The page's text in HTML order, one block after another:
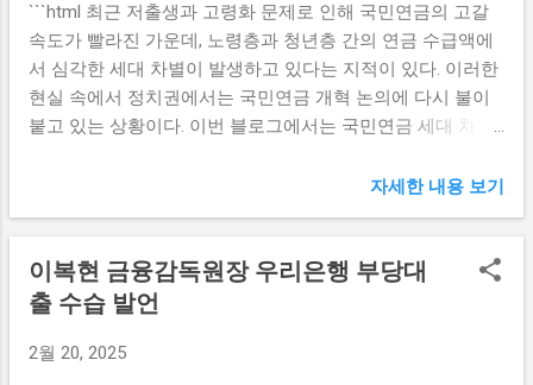
하는 데 중점을 두고 있다. 전통주와 K푸드의 시너지 효과는
그 이상을 넘어서, 한국 문화에 대한 관심을 증대시키는 방법
으로 작용할 것이다. 따라서 정부는 K푸드 수출의 일환으로
전통...
인은 고객들이 다양하게 활용할 수 있는 또띠아를 중심으로
구성될 예정입니다. 이러한 제품들은 채식 및 저칼로리 식단
을 선호하는 소비자들에게 더욱 매력적으로 다가갈 것이며,
건강과 맛 전반을 아우르는 포트폴리오를 구축할 수 있게 될
것입니다. 이와 더불어, SPC삼립은 온라인과 오프라인을 아
획입니다. 결과적으로 SPC삼립의 이번 결정은 단순한 생산
증가를 넘어, 변화하는 소비 시장에 적시에 대응하려는 의지
를 반영한 것입니다. 소비자들이 원하는 것은 품질 높은 건강
식이며, SPC삼립은 이러한 수요에 부합하기 위해 끊임없이
노력하고 있습니다. 결국 이러한 전략은 SPC삼립이 전통적인
입니다. 또띠아 생산능력 3배 증대의 의미 또띠아는 최근 몇
```html 최근 저출생과 고령화 문제로 인해 국민연금의 고갈
속도가 빨라진 가운데, 노령층과 청년층 간의 연금 수급액에
서 심각한 세대 차별이 발생하고 있다는 지적이 있다. 이러한
현실 속에서 정치권에서는 국민연금 개혁 논의에 다시 불이
붙고 있는 상황이다. 이번 블로그에서는 국민연금 세대 차별
대 차별의 현실 국민연금 제도의 가장 큰 문제 중 하나는 바로
령층과 청년층 간의 소득 격차와 직결되어 있다. 예를 들어,
젊은 세대는 상대적으로 낮은 월급을 받는 경우가 많아, 국민
연금을 납입할 때 금액이 적어 이로 인해 향후 수급액이 감소
해 높은 수급액을 받는 경향이 있다. 이러한 문제는 더 심각해
자세한 내용 보기
이복현 금융감독원장 우리은행 부당대
출 수습 발언
2월 20, 2025